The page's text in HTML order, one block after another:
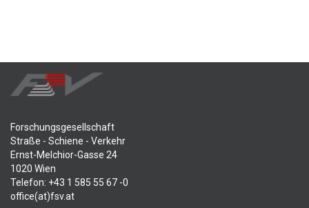
Forschungsgesellschaft
Straße - Schiene - Verkehr
Ernst-Melchior-Gasse 24
1020 Wien
Telefon: +43 1 585 55 67 -0
office(at)fsv.at